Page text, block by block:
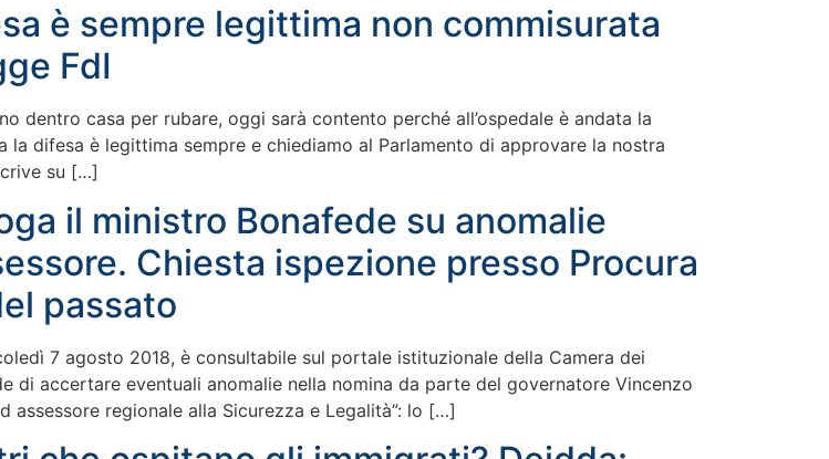
è sempre legittima non commisurata
FdI
dentro casa per rubare, oggi sarà contento perché all’ospedale è andata la
la difesa è legittima sempre e chiediamo al Parlamento di approvare la nostra
su […]
il ministro Bonafede su anomalie
Chiesta ispezione presso Procura
passato
7 agosto 2018, è consultabile sul portale istituzionale della Camera dei
di accertare eventuali anomalie nella nomina da parte del governatore Vincenzo
assessore regionale alla Sicurezza e Legalità”: lo […]